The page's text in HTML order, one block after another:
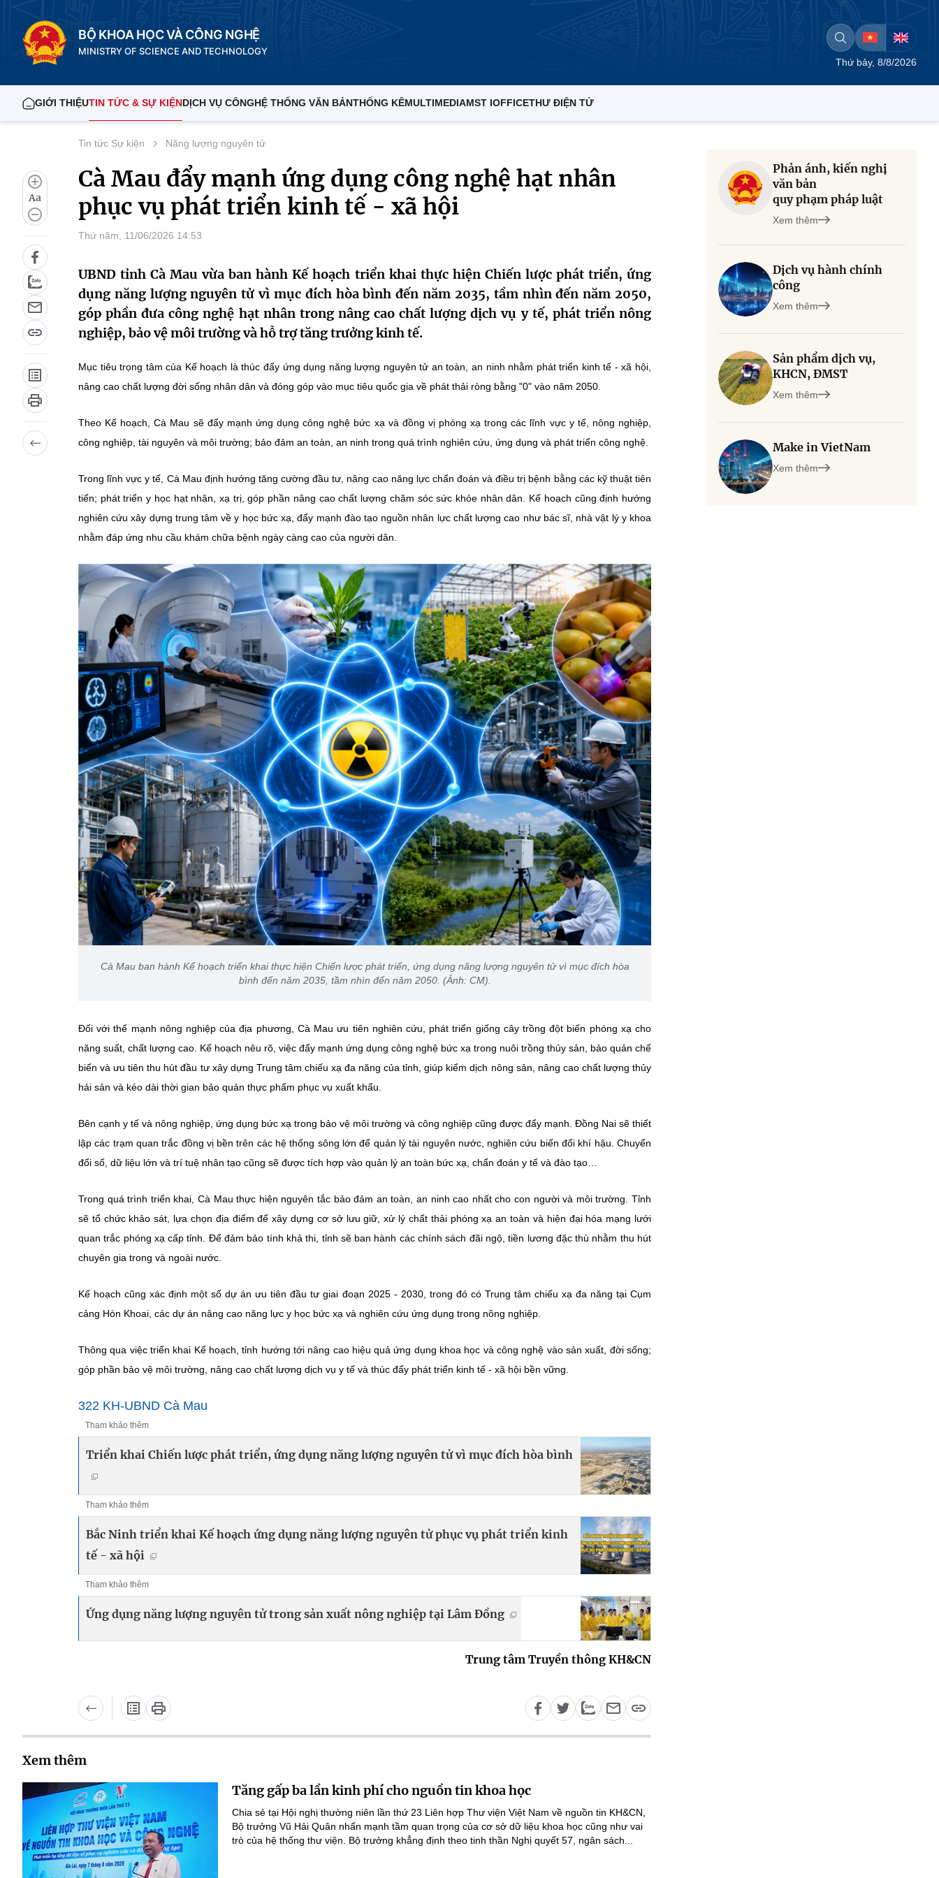
BỘ KHOA HỌC VÀ CÔNG NGHỆ
MINISTRY OF SCIENCE AND TECHNOLOGY
Thứ bảy, 8/8/2026
GIỚI THIỆUTIN TỨC & SỰ KIỆNDỊCH VỤ CÔNGHỆ THỐNG VĂN BẢNTHỐNG KÊMULTIMEDIAMST IOFFICETHƯ ĐIỆN TỬ
Aa
Tin tức Sự kiện Năng lượng nguyên tử
Cà Mau đẩy mạnh ứng dụng công nghệ hạt nhân
phục vụ phát triển kinh tế - xã hội
Thứ năm, 11/06/2026 14:53
UBND tỉnh Cà Mau vừa ban hành Kế hoạch triển khai thực hiện Chiến lược phát triển, ứng
dụng năng lượng nguyên tử vì mục đích hòa bình đến năm 2035, tầm nhìn đến năm 2050,
góp phần đưa công nghệ hạt nhân trong nâng cao chất lượng dịch vụ y tế, phát triển nông
nghiệp, bảo vệ môi trường và hỗ trợ tăng trưởng kinh tế.
Mục tiêu trọng tâm của Kế hoạch là thúc đẩy ứng dụng năng lượng nguyên tử an toàn, an ninh nhằm phát triển kinh tế - xã hội,
nâng cao chất lượng đời sống nhân dân và đóng góp vào mục tiêu quốc gia về phát thải ròng bằng "0" vào năm 2050.
Theo Kế hoạch, Cà Mau sẽ đẩy mạnh ứng dụng công nghệ bức xạ và đồng vị phóng xạ trong các lĩnh vực y tế, nông nghiệp,
công nghiệp, tài nguyên và môi trường; bảo đảm an toàn, an ninh trong quá trình nghiên cứu, ứng dụng và phát triển công nghệ.
Trong lĩnh vực y tế, Cà Mau định hướng tăng cường đầu tư, nâng cao năng lực chẩn đoán và điều trị bệnh bằng các kỹ thuật tiên
tiến; phát triển y học hạt nhân, xạ trị, góp phần nâng cao chất lượng chăm sóc sức khỏe nhân dân. Kế hoạch cũng định hướng
nghiên cứu xây dựng trung tâm về y học bức xạ, đẩy mạnh đào tạo nguồn nhân lực chất lượng cao như bác sĩ, nhà vật lý y khoa
nhằm đáp ứng nhu cầu khám chữa bệnh ngày càng cao của người dân.
Cà Mau ban hành Kế hoạch triển khai thực hiện Chiến lược phát triển, ứng dụng năng lượng nguyên tử vì mục đích hòa
bình đến năm 2035, tầm nhìn đến năm 2050. (Ảnh: CM).
Đối với thế mạnh nông nghiệp của địa phương, Cà Mau ưu tiên nghiên cứu, phát triển giống cây trồng đột biến phóng xạ cho
năng suất, chất lượng cao. Kế hoạch nêu rõ, việc đẩy mạnh ứng dụng công nghệ bức xạ trong nuôi trồng thủy sản, bảo quản chế
biến và ưu tiên thu hút đầu tư xây dựng Trung tâm chiếu xạ đa năng của tỉnh, giúp kiểm dịch nông sản, nâng cao chất lượng thủy
hải sản và kéo dài thời gian bảo quản thực phẩm phục vụ xuất khẩu.
Bên cạnh y tế và nông nghiệp, ứng dụng bức xạ trong bảo vệ môi trường và công nghiệp cũng được đẩy mạnh. Đồng Nai sẽ thiết
lập các trạm quan trắc đồng vị bền trên các hệ thống sông lớn để quản lý tài nguyên nước, nghiên cứu biến đổi khí hậu. Chuyển
đổi số, dữ liệu lớn và trí tuệ nhân tạo cũng sẽ được tích hợp vào quản lý an toàn bức xạ, chẩn đoán y tế và đào tạo…
Trong quá trình triển khai, Cà Mau thực hiện nguyên tắc bảo đảm an toàn, an ninh cao nhất cho con người và môi trường. Tỉnh
sẽ tổ chức khảo sát, lựa chọn địa điểm để xây dựng cơ sở lưu giữ, xử lý chất thải phóng xạ an toàn và hiện đại hóa mạng lưới
quan trắc phóng xạ cấp tỉnh. Để đảm bảo tính khả thi, tỉnh sẽ ban hành các chính sách đãi ngộ, tiền lương đặc thù nhằm thu hút
chuyên gia trong và ngoài nước.
Kế hoạch cũng xác định một số dự án ưu tiên đầu tư giai đoạn 2025 - 2030, trong đó có Trung tâm chiếu xạ đa năng tại Cụm
cảng Hòn Khoai, các dự án nâng cao năng lực y học bức xạ và nghiên cứu ứng dụng trong nông nghiệp.
Thông qua việc triển khai Kế hoạch, tỉnh hướng tới nâng cao hiệu quả ứng dụng khoa học và công nghệ vào sản xuất, đời sống;
góp phần bảo vệ môi trường, nâng cao chất lượng dịch vụ y tế và thúc đẩy phát triển kinh tế - xã hội bền vững.
322 KH-UBND Cà Mau
Tham khảo thêm
Triển khai Chiến lược phát triển, ứng dụng năng lượng nguyên tử vì mục đích hòa bình
Tham khảo thêm
Bắc Ninh triển khai Kế hoạch ứng dụng năng lượng nguyên tử phục vụ phát triển kinh
tế - xã hội
Tham khảo thêm
Ứng dụng năng lượng nguyên tử trong sản xuất nông nghiệp tại Lâm Đồng
Trung tâm Truyền thông KH&CN
Xem thêm
Tăng gấp ba lần kinh phí cho nguồn tin khoa học
Chia sẻ tại Hội nghị thường niên lần thứ 23 Liên hợp Thư viện Việt Nam về nguồn tin KH&CN,
Bộ trưởng Vũ Hải Quân nhấn mạnh tầm quan trọng của cơ sở dữ liệu khoa học cũng như vai
trò của hệ thống thư viện. Bộ trưởng khẳng định theo tinh thần Nghị quyết 57, ngân sách...
Phản ánh, kiến nghị
văn bản
quy phạm pháp luật
Xem thêm
Dịch vụ hành chính
công
Xem thêm
Sản phẩm dịch vụ,
KHCN, ĐMST
Xem thêm
Make in VietNam
Xem thêm